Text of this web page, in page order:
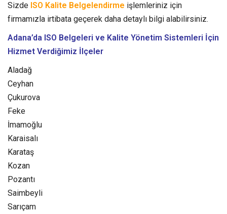
Sizde ISO Kalite Belgelendirme işlemleriniz için
firmamızla irtibata geçerek daha detaylı bilgi alabilirsiniz.
Adana’da ISO Belgeleri ve Kalite Yönetim Sistemleri İçin
Hizmet Verdiğimiz İlçeler
Aladağ
Ceyhan
Çukurova
Feke
İmamoğlu
Karaisalı
Karataş
Kozan‎
Pozantı‎
Saimbeyli
Sarıçam